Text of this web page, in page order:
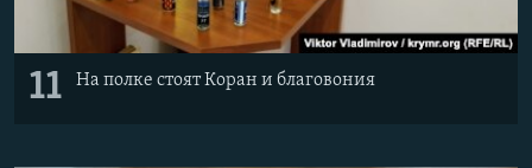
11 На полке стоят Коран и благовония